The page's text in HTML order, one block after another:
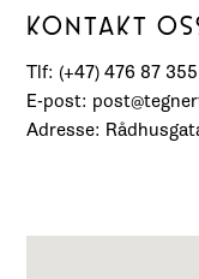
KONTAKT
Tlf: (+47) 476 87 355
E-post:
Adresse: